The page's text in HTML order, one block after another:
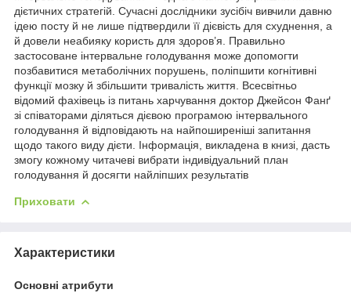
дієтичних стратегій. Сучасні дослідники зусібіч вивчили давню
ідею посту й не лише підтвердили її дієвість для схуднення, а
й довели неабияку користь для здоров’я. Правильно
застосоване інтервальне голодування може допомогти
позбавитися метаболічних порушень, поліпшити когнітивні
функції мозку й збільшити тривалість життя. Всесвітньо
відомий фахівець із питань харчування доктор Джейсон Фанґ
зі співаторами діляться дієвою програмою інтервального
голодування й відповідають на найпоширеніші запитання
щодо такого виду дієти. Інформація, викладена в книзі, дасть
змогу кожному читачеві вибрати індивідуальний план
голодування й досягти найліпших результатів
Приховати
Характеристики
Основні атрибути